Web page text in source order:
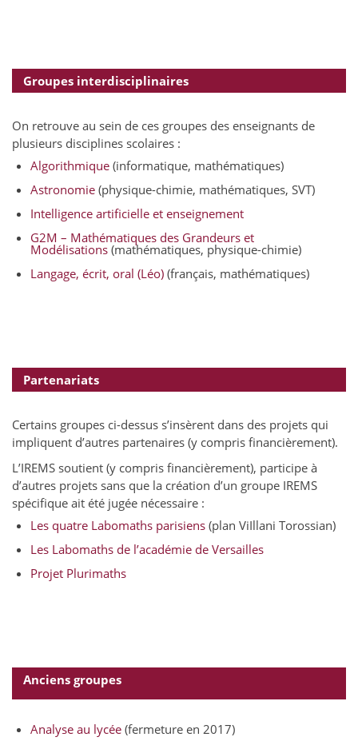
Groupes interdisciplinaires
On retrouve au sein de ces groupes des enseignants de
plusieurs disciplines scolaires :
Algorithmique(informatique, mathématiques)
Astronomie(physique-chimie, mathématiques, SVT)
Intelligence artificielle et enseignement
G2M – Mathématiques des Grandeurs et
Modélisations(mathématiques, physique-chimie)
Langage, écrit, oral (Léo)(français, mathématiques)
Partenariats
Certains groupes ci-dessus s’insèrent dans des projets qui
impliquent d’autres partenaires (y compris financièrement).
L’IREMS soutient (y compris financièrement), participe à
d’autres projets sans que la création d’un groupe IREMS
spécifique ait été jugée nécessaire :
Les quatre Labomaths parisiens (plan ViIllani Torossian)
Les Labomaths de l’académie de Versailles
Projet Plurimaths
Anciens groupes
Analyse au lycée(fermeture en 2017)